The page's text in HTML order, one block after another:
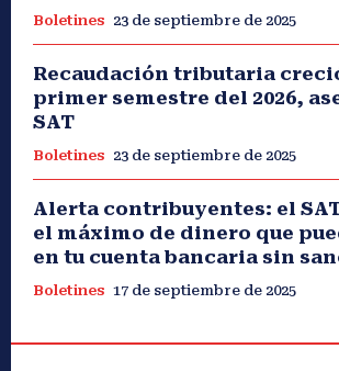
Boletines 23 de septiembre de 2025
Recaudación tributaria
primer semestre del 2026,
SAT
Boletines 23 de septiembre de 2025
Alerta contribuyentes: el
el máximo de dinero que
en tu cuenta bancaria sin
Boletines 17 de septiembre de 2025